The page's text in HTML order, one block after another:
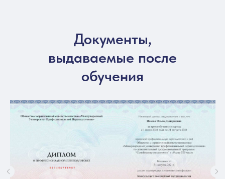
Документы,
выдаваемые после
обучения